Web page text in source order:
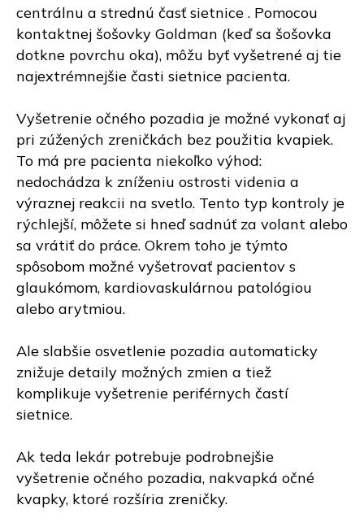
centrálnu a strednú časť sietnice . Pomocou
kontaktnej šošovky Goldman (keď sa šošovka
dotkne povrchu oka), môžu byť vyšetrené aj tie
najextrémnejšie časti sietnice pacienta.
Vyšetrenie očného pozadia je možné vykonať aj
pri zúžených zreničkách bez použitia kvapiek.
To má pre pacienta niekoľko výhod:
nedochádza k zníženiu ostrosti videnia a
výraznej reakcii na svetlo. Tento typ kontroly je
rýchlejší, môžete si hneď sadnúť za volant alebo
sa vrátiť do práce. Okrem toho je týmto
spôsobom možné vyšetrovať pacientov s
glaukómom, kardiovaskulárnou patológiou
alebo arytmiou.
Ale slabšie osvetlenie pozadia automaticky
znižuje detaily možných zmien a tiež
komplikuje vyšetrenie periférnych častí
sietnice.
Ak teda lekár potrebuje podrobnejšie
vyšetrenie očného pozadia, nakvapká očné
kvapky, ktoré rozšíria zreničky.